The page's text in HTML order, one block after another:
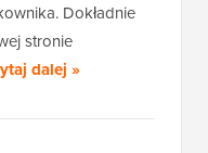
Dokładnie
stronie
dalej »